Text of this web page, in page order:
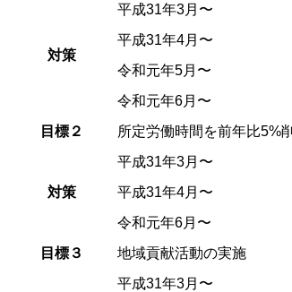
対策
平成31年3月〜
平成31年4月〜
令和元年5月〜
令和元年6月〜
目標２
所定労働時間を前年比5%
対策
平成31年3月〜
平成31年4月〜
令和元年6月〜
目標３
地域貢献活動の実施
平成31年3月〜